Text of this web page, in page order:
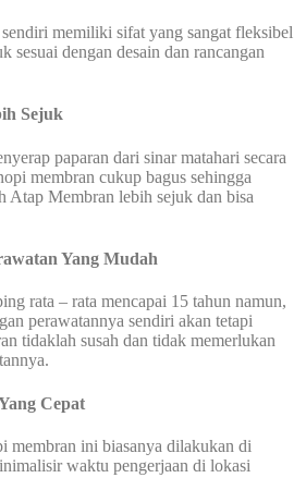
memiliki sifat yang sangat fleksibel
sesuai dengan desain dan rancangan
Sejuk
paparan dari sinar matahari secara
membran cukup bagus sehingga
Atap Membran lebih sejuk dan bisa
Yang Mudah
rata – rata mencapai 15 tahun namun,
perawatannya sendiri akan tetapi
tidaklah susah dan tidak memerlukan
Cepat
membran ini biasanya dilakukan di
waktu pengerjaan di lokasi